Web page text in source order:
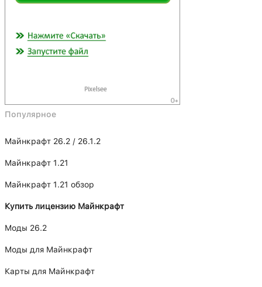
Популярное
Майнкрафт 26.2 / 26.1.2
Майнкрафт 1.21
Майнкрафт 1.21 обзор
Купить лицензию Майнкрафт
Моды 26.2
Моды для Майнкрафт
Карты для Майнкрафт